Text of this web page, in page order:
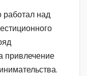
работал над
привлечение